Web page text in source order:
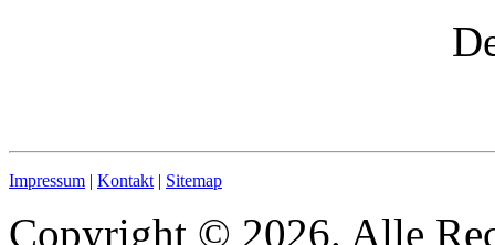
Impressum | Kontakt | Sitemap
Copyright © 2026. Alle